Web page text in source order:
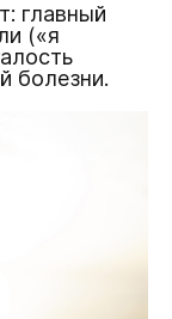
главный
(«я
болезни.